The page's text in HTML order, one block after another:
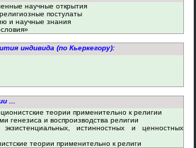
научные открытия
постулаты
и научные знания
индивида (по Кьеркегору):
...
теории применительно к религии
генезиса и воспроизводства религии
истинностных и ценностных
теории применительно к религи